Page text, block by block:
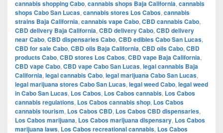
cannabis shopping Cabo, cannabis shops Baja California, cannabis
shops Cabo San Lucas, cannabis stores Los Cabos, cannabis
strains Baja California, cannabis vape Cabo, CBD cannabis Cabo,
CBD delivery Baja California, CBD delivery Cabo, CBD delivery
near Cabo, CBD dispensaries Cabo, CBD edibles Cabo San Lucas,
CBD for sale Cabo, CBD oils Baja California, CBD oils Cabo, CBD
products Cabo, CBD stores Los Cabos, CBD vape Baja California,
CBD vape Cabo, CBD vape Cabo San Lucas, legal cannabis Baja
California, legal cannabis Cabo, legal marijuana Cabo San Lucas,
legal marijuana stores Cabo San Lucas, legal weed Cabo, legal weed
in Cabo San Lucas, Los Cabos, Los Cabos cannabis, Los Cabos
cannabis regulations, Los Cabos cannabis shop, Los Cabos
cannabis tourism, Los Cabos CBD, Los Cabos CBD dispensaries,
Los Cabos marijuana, Los Cabos marijuana dispensary, Los Cabos
marijuana laws, Los Cabos recreational cannabis, Los Cabos